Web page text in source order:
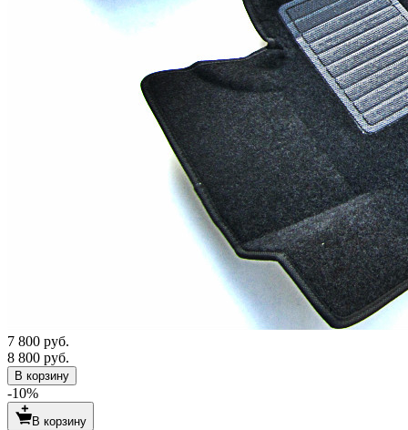
7 800 руб.
8 800 руб.
В корзину
-10%
В корзину